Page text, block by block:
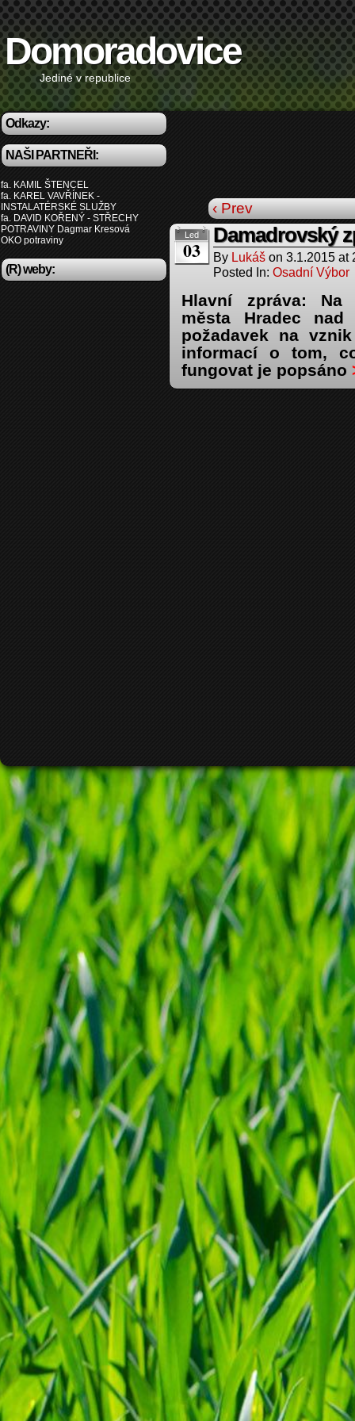
Domoradovice
Jediné v republice
Odkazy:
NAŠI PARTNEŘI:
fa. KAMIL ŠTENCEL
fa. KAREL VAVŘÍNEK -
INSTALATÉRSKÉ SLUŽBY
fa. DAVID KOŘENÝ - STŘECHY
POTRAVINY Dagmar Kresová
OKO potraviny
(R) weby:
‹ Prev
Led
03
Damadrovský
By Lukáš on 3.1.2015 at
Posted In: Osadní Výbor
Hlavní zpráva: Na
města Hradec
požadavek na
informací o tom,
fungovat je popsáno